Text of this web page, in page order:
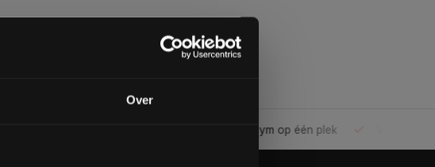
Over
Alles voor jouw gym op één plek
op je volgende bestelling